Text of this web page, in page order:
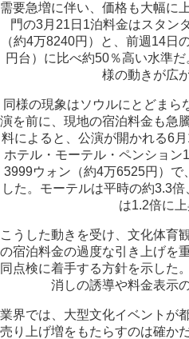
需要急増に伴い、価格も大幅に
門の3月21日1泊料金はスタン
（約4万8240円）と、前週14日
円台）に比べ約50％高い水準
様の動きが広
同様の現象はソウルにとどまら
演を前に、現地の宿泊料金も急
料によると、公演が開かれる6
ホテル・モーテル・ペンショ
3999ウォン（約4万6525円）で
した。モーテルは平時の約3.3
は1.2倍に上
こうした動きを受け、文化体育
の宿泊料金の過度な引き上げを
同点検に着手する方針を示した
消しの誘導や料金表示
業界では、大型文化イベントが
売り上げ増をもたらすのは確か